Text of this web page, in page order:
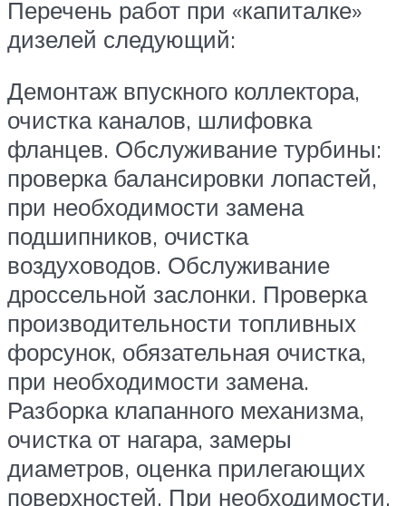
Перечень работ при «капиталке»
дизелей следующий:
Демонтаж впускного коллектора,
очистка каналов, шлифовка
фланцев. Обслуживание турбины:
проверка балансировки лопастей,
при необходимости замена
подшипников, очистка
воздуховодов. Обслуживание
дроссельной заслонки. Проверка
производительности топливных
форсунок, обязательная очистка,
при необходимости замена.
Разборка клапанного механизма,
очистка от нагара, замеры
диаметров, оценка прилегающих
поверхностей. При необходимости,